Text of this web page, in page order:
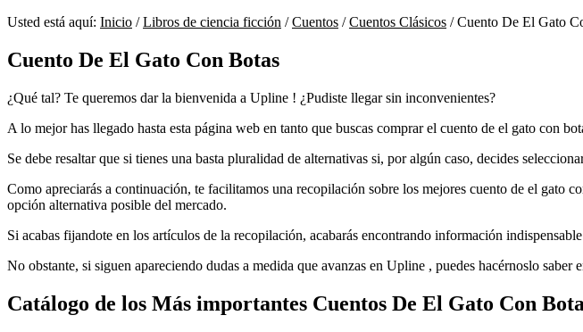
Usted está aquí: Inicio / Libros de ciencia ficción / Cuentos / Cuentos Clásicos /Cuento De El Gato
Cuento De El Gato Con Botas
¿Qué tal? Te queremos dar la bienvenida a Upline ! ¿Pudiste llegar sin inconvenientes?
A lo mejor has llegado hasta esta página web en tanto que buscas comprar el cuento de el gato con
Se debe resaltar que si tienes una basta pluralidad de alternativas si, por algún caso, decides
Como apreciarás a continuación, te facilitamos una recopilación sobre los mejores cuento de el gato
opción alternativa posible del mercado.
Si acabas fijandote en los artículos de la recopilación, acabarás encontrando información
No obstante, si siguen apareciendo dudas a medida que avanzas en Upline , puedes hacérnoslo saber
Catálogo de los Más importantes Cuentos De El Gato Con